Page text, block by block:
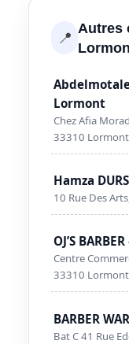
📍 Autres
Lormont
Chez Afia
33310 Lormont
Hamza
10 Rue Des
OJ’S
Centre
33310 Lormont
BARBER
Bat C 41 Rue